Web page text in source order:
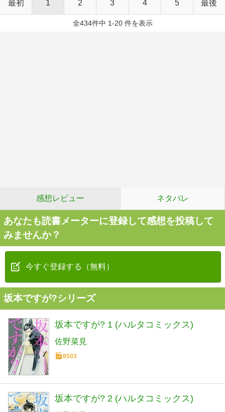
最初 1 2 3 4 5 最後
全434件中 1-20 件を表示
感想レビュー ネタバレ
あなたも読書メーターに登録して感想を投稿して
みませんか？
今すぐ登録する（無料）
坂本ですが?シリーズ
坂本ですが? 1 (ハルタコミックス)
佐野菜見
8503
坂本ですが? 2 (ハルタコミックス)